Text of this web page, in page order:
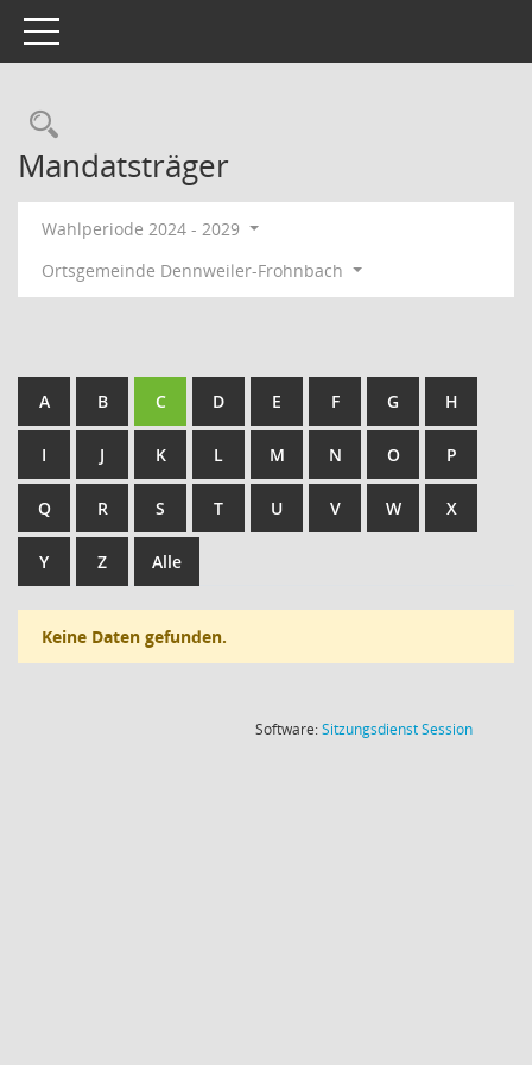
Toggle navigation
Rechercheauswahl
Mandatsträger
Wahlperiode 2024 - 2029
Ortsgemeinde Dennweiler-Frohnbach
A B C D E F G H
I J K L M N O P
Q R S T U V W X
Y Z Alle
Keine Daten gefunden.
Software:SitzungsdienstSession(Wird in